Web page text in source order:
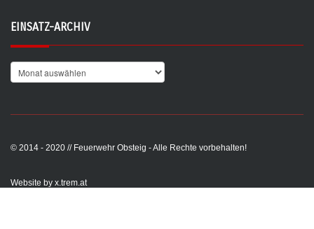
EINSATZ-ARCHIV
© 2014 - 2020 // Feuerwehr Obsteig - Alle Rechte vorbehalten!
Website by x.trem.at